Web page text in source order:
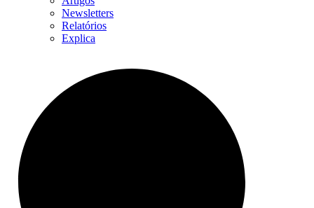
Newsletters
Relatórios
Explica